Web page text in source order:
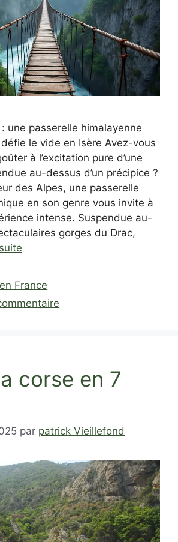
une passerelle himalayenne
le vide en Isère Avez-vous
à l’excitation pure d’une
au-dessus d’un précipice ?
des Alpes, une passerelle
en son genre vous invite à
intense. Suspendue au-
gorges du Drac,
France
corse en 7
par patrick Vieillefond